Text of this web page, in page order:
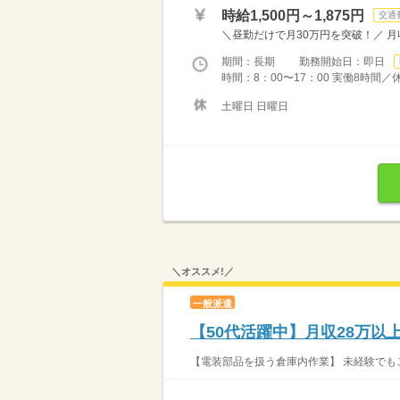
時給1,500円～1,875円 交通
＼昼勤だけで月30万円を突破！／
期間：長期 勤務開始日：即日
時間：8：00〜17：00 実働8時間
土曜日 日曜日
＼オススメ!／
一般派遣
【50代活躍中】月収28万以
【電装部品を扱う倉庫内作業】 未経験で